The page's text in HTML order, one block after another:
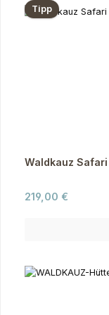
Tipp
Waldkauz
Regulärer Preis:
219,00 €